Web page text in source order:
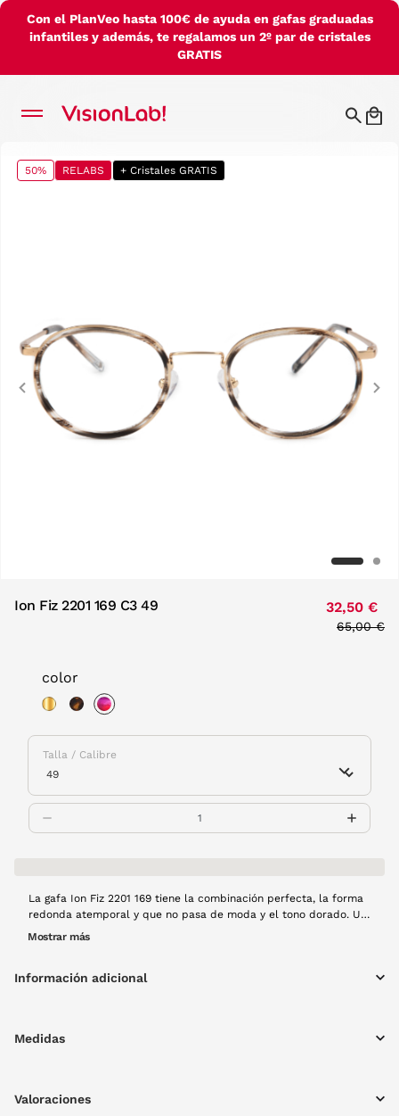
Con el PlanVeo hasta 100€ de ayuda en gafas graduadas
infantiles y además, te regalamos un 2º par de cristales
GRATIS
50% RELABS + Cristales GRATIS
Previous
Ion Fiz 2201 169 C3 49 32,50 €
Price
65,00 €
color
Talla / Calibre
La gafa Ion Fiz 2201 169 tiene la combinación perfecta, la forma
redonda atemporal y que no pasa de moda y el tono dorado. Un
imprescindible para tu fondo de armario.
Mostrar más
Información adicional
Medidas
Valoraciones